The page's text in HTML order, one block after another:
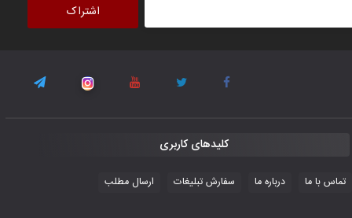
با شکست چین، فوتسال‌بازان جوان
افغانستان به نیمه نهایی رسیدند
اشتراک
کلیدهای کاربری
تماس با ما درباره ما سفارش تبلیغات ارسال مطلب